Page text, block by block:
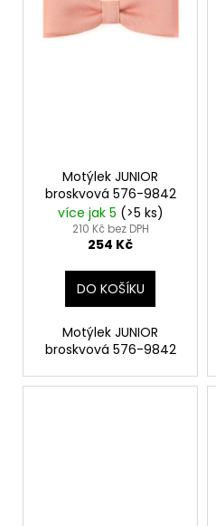
Motýlek JUNIOR
broskvová 576-9842
více jak 5 (>5 ks)
210 Kč bez DPH
254 Kč
DO KOŠÍKU
Motýlek JUNIOR
broskvová 576-9842